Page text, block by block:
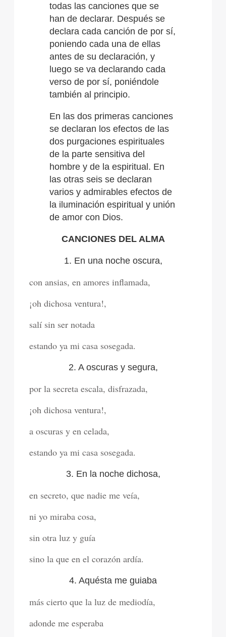
todas las canciones que se
han de declarar. Después se
declara cada canción de por sí,
poniendo cada una de ellas
antes de su declaración, y
luego se va declarando cada
verso de por sí, poniéndole
también al principio.
En las dos primeras canciones
se declaran los efectos de las
dos purgaciones espirituales
de la parte sensitiva del
hombre y de la espiritual. En
las otras seis se declaran
varios y admirables efectos de
la iluminación espiritual y unión
de amor con Dios.
CANCIONES DEL ALMA
1. En una noche oscura,
con ansias, en amores inflamada,
¡oh dichosa ventura!,
salí sin ser notada
estando ya mi casa sosegada.
2. A oscuras y segura,
por la secreta escala, disfrazada,
¡oh dichosa ventura!,
a oscuras y en celada,
estando ya mi casa sosegada.
3. En la noche dichosa,
en secreto, que nadie me veía,
ni yo miraba cosa,
sin otra luz y guía
sino la que en el corazón ardía.
4. Aquésta me guiaba
más cierto que la luz de mediodía,
adonde me esperaba